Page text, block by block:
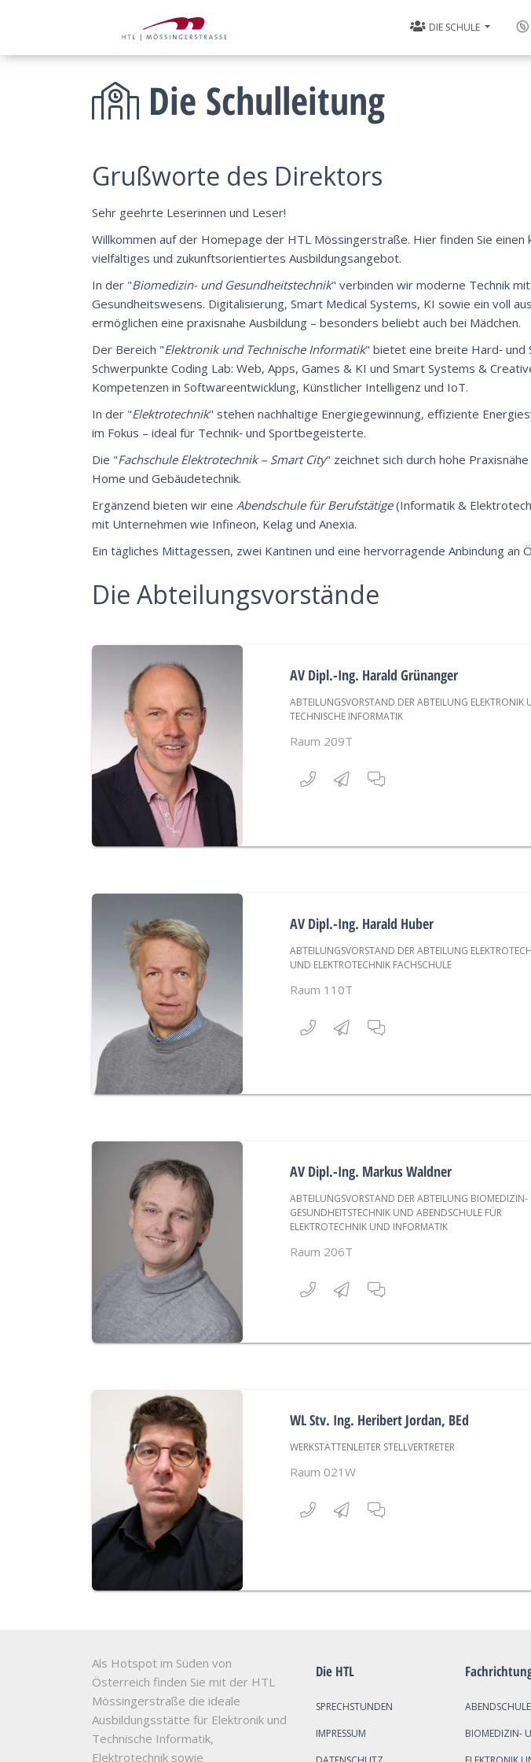
DIE SCHULE
Die Schulleitung
Grußworte des Direktors
Sehr geehrte Leserinnen und Leser!
Willkommen auf der Homepage der HTL Mössingerstraße. Hier finden Sie einen
vielfältiges und zukunftsorientiertes Ausbildungsangebot.
In der "Biomedizin- und Gesundheitstechnik" verbinden wir moderne Technik
Gesundheitswesens. Digitalisierung, Smart Medical Systems, KI sowie ein voll
ermöglichen eine praxisnahe Ausbildung – besonders beliebt auch bei Mädchen.
Der Bereich "Elektronik und Technische Informatik" bietet eine breite Hard‑ und
Schwerpunkte Coding Lab: Web, Apps, Games & KI und Smart Systems &
Kompetenzen in Softwareentwicklung, Künstlicher Intelligenz und IoT.
In der "Elektrotechnik" stehen nachhaltige Energiegewinnung, effiziente
im Fokus – ideal für Technik‑ und Sportbegeisterte.
Die "Fachschule Elektrotechnik – Smart City" zeichnet sich durch hohe
Home und Gebäudetechnik.
Ergänzend bieten wir eine Abendschule für Berufstätige(Informatik &
mit Unternehmen wie Infineon, Kelag und Anexia.
Ein tägliches Mittagessen, zwei Kantinen und eine hervorragende Anbindung an
Die Abteilungsvorstände
AV Dipl.-Ing. Harald Grünanger
ABTEILUNGSVORSTAND DER ABTEILUNG ELEKTRONIK
TECHNISCHE INFORMATIK
Raum 209T
AV Dipl.-Ing. Harald Huber
ABTEILUNGSVORSTAND DER ABTEILUNG
UND ELEKTROTECHNIK FACHSCHULE
Raum 110T
AV Dipl.-Ing. Markus Waldner
ABTEILUNGSVORSTAND DER ABTEILUNG
GESUNDHEITSTECHNIK UND ABENDSCHULE FÜR
ELEKTROTECHNIK UND INFORMATIK
Raum 206T
WL Stv. Ing. Heribert Jordan, BEd
WERKSTÄTTENLEITER STELLVERTRETER
Raum 021W
Als Hotspot im Süden von
Österreich finden Sie mit der HTL
Mössingerstraße die ideale
Ausbildungsstätte für Elektronik und
Technische Informatik,
Elektrotechnik sowie
Die HTL
SPRECHSTUNDEN
IMPRESSUM
BIOMEDIZIN-